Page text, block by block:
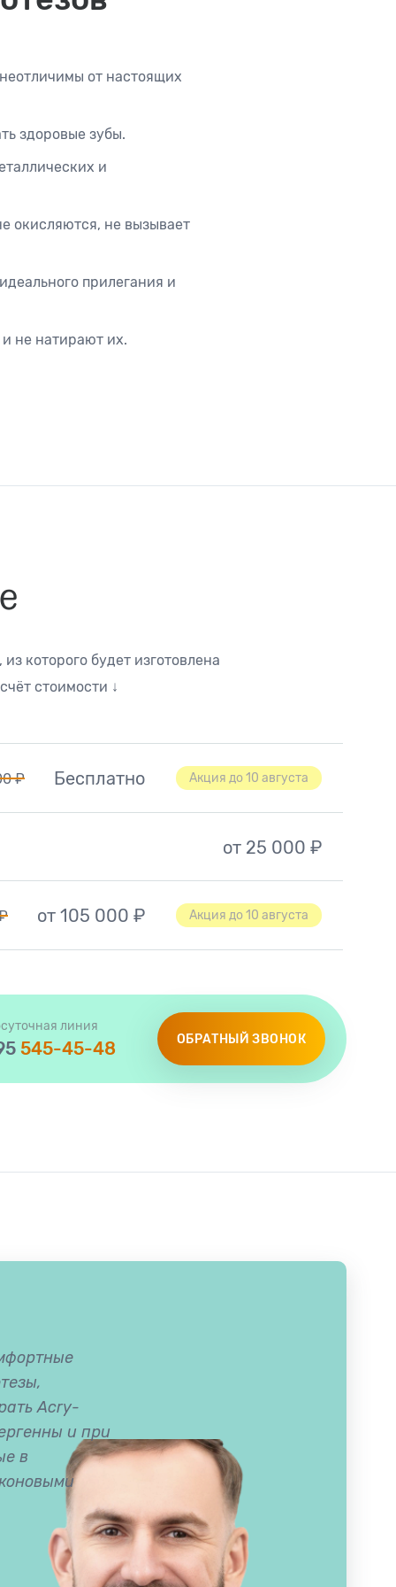
от настоящих
здоровые зубы.
и
окисляются, не вызывает
прилегания и
не натирают их.
которого будет изготовлена
стоимости ↓
₽ Бесплатно Акция до 10 августа
от 25 000 ₽
от 105 000 ₽ Акция до 10 августа
линия
545-45-48 ОБРАТНЫЙ ЗВОНОК
Acry-
и при
в